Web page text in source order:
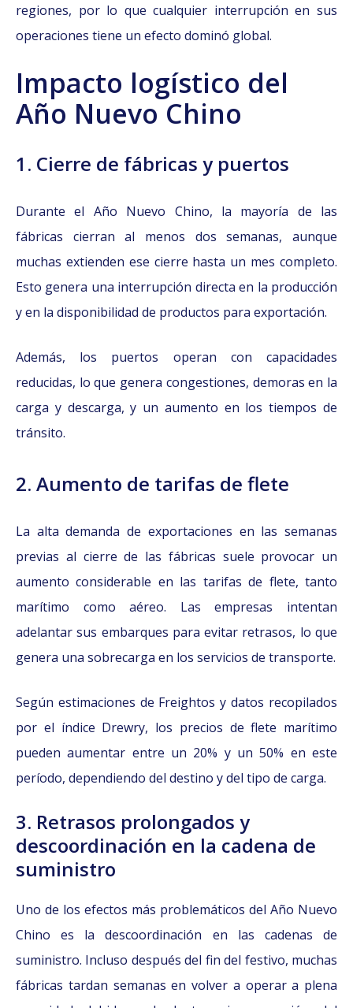
regiones, por lo que cualquier interrupción en sus
operaciones tiene un efecto dominó global.
Impacto logístico del
Año Nuevo Chino
1. Cierre de fábricas y puertos
Durante el Año Nuevo Chino, la mayoría de las
fábricas cierran al menos dos semanas, aunque
muchas extienden ese cierre hasta un mes completo.
Esto genera una interrupción directa en la producción
y en la disponibilidad de productos para exportación.
Además, los puertos operan con capacidades
reducidas, lo que genera congestiones, demoras en la
carga y descarga, y un aumento en los tiempos de
tránsito.
2. Aumento de tarifas de flete
La alta demanda de exportaciones en las semanas
previas al cierre de las fábricas suele provocar un
aumento considerable en las tarifas de flete, tanto
marítimo como aéreo. Las empresas intentan
adelantar sus embarques para evitar retrasos, lo que
genera una sobrecarga en los servicios de transporte.
Según estimaciones de Freightos y datos recopilados
por el índice Drewry, los precios de flete marítimo
pueden aumentar entre un 20% y un 50% en este
período, dependiendo del destino y del tipo de carga.
3. Retrasos prolongados y
descoordinación en la cadena de
suministro
Uno de los efectos más problemáticos del Año Nuevo
Chino es la descoordinación en las cadenas de
suministro. Incluso después del fin del festivo, muchas
fábricas tardan semanas en volver a operar a plena